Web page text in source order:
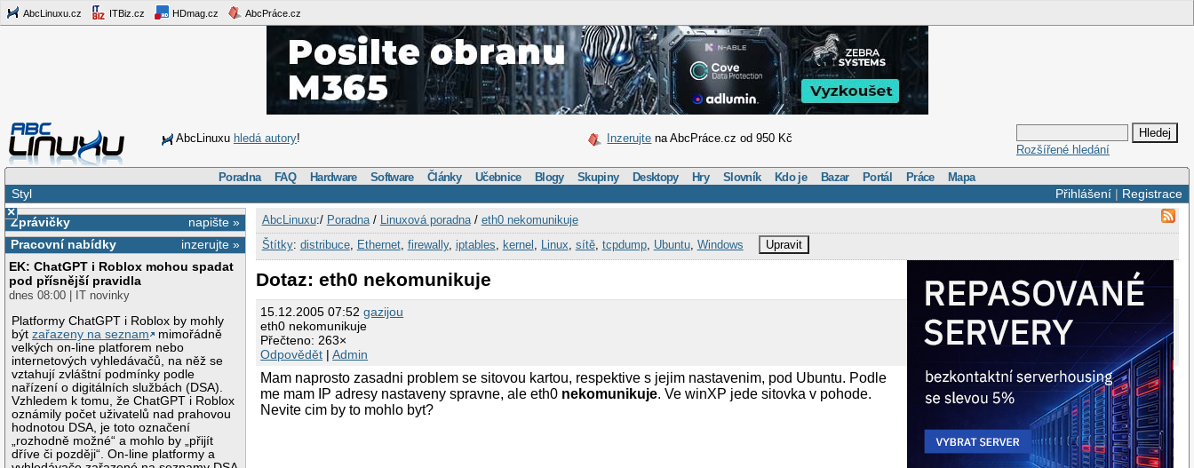
AbcLinuxu.cz ITBiz.cz HDmag.cz AbcPráce.cz
AbcLinuxu hledá autory! Inzerujte na AbcPráce.cz od 950 Kč
Rozšířené hledání
Poradna FAQ Hardware Software Články Učebnice Blogy Skupiny Desktopy Hry Slovník Kdo je Bazar Portál Práce Mapa
Přihlášení| Registrace
Styl
×
napište »
Zprávičky
inzerujte »
Pracovní nabídky
EK: ChatGPT i Roblox mohou spadat
pod přísnější pravidla
dnes 08:00 | IT novinky
Platformy ChatGPT i Roblox by mohly
býtzařazeny na seznam
mimořádně
velkých on-line platforem nebo
internetových vyhledávačů, na něž se
vztahují zvláštní podmínky podle
nařízení o digitálních službách (DSA).
Vzhledem k tomu, že ChatGPT i Roblox
oznámily počet uživatelů nad prahovou
hodnotou DSA, je toto označení
„rozhodně možné“ a mohlo by „přijít
dříve či později“. On-line platformy a
AbcLinuxu:/ Poradna/ Linuxová poradna/ eth0 nekomunikuje
Štítky: distribuce, Ethernet, firewally, iptables kernel Linux sítě, tcpdump, Ubuntu, Windows Upravit
Dotaz: eth0 nekomunikuje
15.12.2005 07:52gazijou
eth0 nekomunikuje
Přečteno: 263×
Odpovědět |Admin
Mam naprosto zasadni problem se sitovou kartou, respektive s jejim nastavenim, pod Ubuntu. Podle
me mam IP adresy nastaveny spravne, ale eth0 nekomunikuje. Ve winXP jede sitovka v pohode.
Nevite cim by to mohlo byt?